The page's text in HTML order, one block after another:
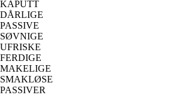
KAPUTT
DÅRLIGE
PASSIVE
SØVNIGE
UFRISKE
FERDIGE
MAKELIGE
SMAKLØSE
PASSIVER